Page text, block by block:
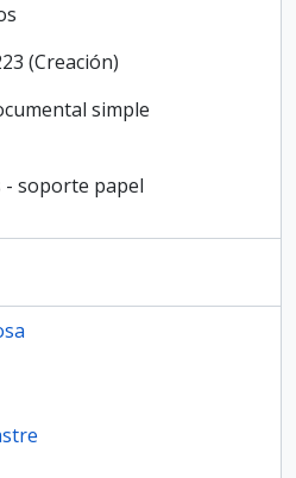
(Creación)
simple
- soporte papel